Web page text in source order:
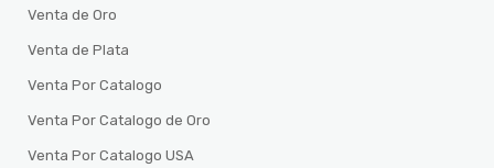
Venta de Oro
Venta de Plata
Venta Por Catalogo
Venta Por Catalogo de Oro
Venta Por Catalogo USA